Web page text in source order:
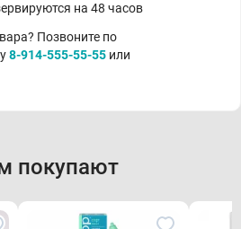
на 48 часов
Позвоните по
8-914-555-55-55 или
покупают